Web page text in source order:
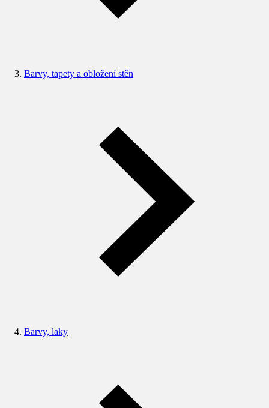
Barvy, tapety a obložení stěn
Barvy, laky